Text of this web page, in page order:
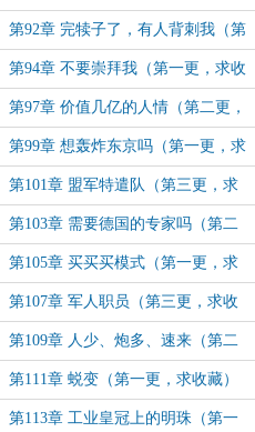
藏）
第92章 完犊子了，有人背刺我（第
二更，求收藏）
第94章 不要崇拜我（第一更，求收
藏）
第97章 价值几亿的人情（第二更，
求收藏）
第99章 想轰炸东京吗（第一更，求
收藏）
第101章 盟军特遣队（第三更，求
收藏）
第103章 需要德国的专家吗（第二
更，求收藏）
第105章 买买买模式（第一更，求
收藏）
第107章 军人职员（第三更，求收
藏）
第109章 人少、炮多、速来（第二
更，求收藏）
第111章 蜕变（第一更，求收藏）
第113章 工业皇冠上的明珠（第一